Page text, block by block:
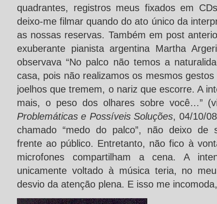
quadrantes, registros meus fixados em
deixo-me filmar quando do ato único da
as nossas reservas. Também em post
exuberante pianista argentina Martha
observava “No palco não temos a
casa, pois não realizamos os mesmos
joelhos que tremem, o nariz que escorre. A
mais, o peso dos olhares sobre você…”
Problemáticas e Possíveis Soluções, 04/10/
chamado “medo do palco”, não deixo de
frente ao público. Entretanto, não fico à
microfones compartilham a cena. A
unicamente voltado à música teria, no
desvio da atenção plena. E isso me